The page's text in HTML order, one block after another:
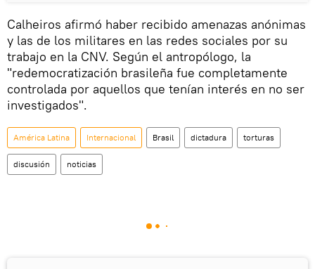
Calheiros afirmó haber recibido amenazas anónimas
y las de los militares en las redes sociales por su
trabajo en la CNV. Según el antropólogo, la
"redemocratización brasileña fue completamente
controlada por aquellos que tenían interés en no ser
investigados".
América Latina Internacional Brasil dictadura torturas
discusión noticias